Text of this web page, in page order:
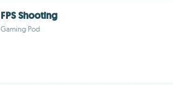
FPS Shooting
Gaming Pod